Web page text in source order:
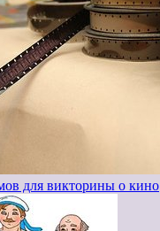
для викторины о кино